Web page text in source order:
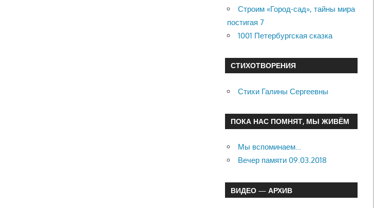
Строим «Город-сад», тайны мира
постигая 7
1001 Петербургская сказка
СТИХОТВОРЕНИЯ
Стихи Галины Сергеевны
ПОКА НАС ПОМНЯТ, МЫ ЖИВЁМ
Мы вспоминаем…
Вечер памяти 09.03.2018
ВИДЕО — АРХИВ